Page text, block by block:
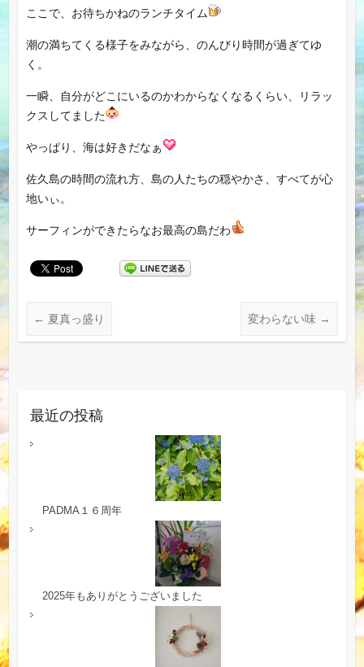
ここで、お待ちかねのランチタイム
潮の満ちてくる様子をみながら、のんびり時間が過ぎてゆ
く。
一瞬、自分がどこにいるのかわからなくなるくらい、リラッ
クスしてました
やっぱり、海は好きだなぁ
佐久島の時間の流れ方、島の人たちの穏やかさ、すべてが心
地いぃ。
サーフィンができたらなお最高の島だわ
← 夏真っ盛り 変わらない味 →
最近の投稿
PADMA１６周年
2025年もありがとうございました